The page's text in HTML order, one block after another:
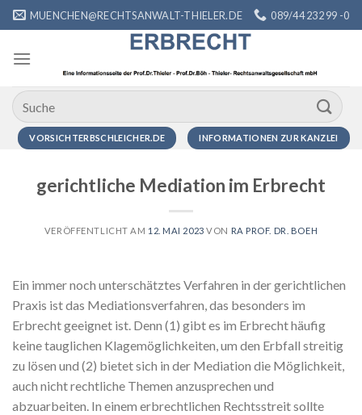
Zum
Inhalt
springen
MUENCHEN@RECHTSANWALT-THIELER.DE 089/44 232 99 -0
VORSICHTERBSCHLEICHER.DE INFORMATIONEN ZUR KANZLEI
gerichtliche Mediation im Erbrecht
VERÖFFENTLICHT AM 12. MAI 2023 VON RA PROF. DR. BOEH
Ein immer noch unterschätztes Verfahren in der gerichtlichen
Praxis ist das Mediationsverfahren, das besonders im
Erbrecht geeignet ist. Denn (1) gibt es im Erbrecht häufig
keine tauglichen Klagemöglichkeiten, um den Erbfall streitig
zu lösen und (2) bietet sich in der Mediation die Möglichkeit,
auch nicht rechtliche Themen anzusprechen und
abzuarbeiten. In einem erbrechtlichen Rechtsstreit sollte